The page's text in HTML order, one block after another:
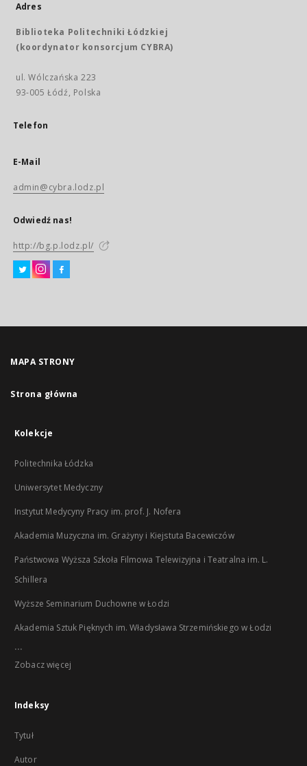
Adres
Biblioteka Politechniki Łódzkiej
(koordynator konsorcjum CYBRA)
ul. Wólczańska 223
93-005 Łódź, Polska
Telefon
E-Mail
admin@cybra.lodz.pl
Odwiedź nas!
http://bg.p.lodz.pl/
MAPA STRONY
Strona główna
Kolekcje
Politechnika Łódzka
Uniwersytet Medyczny
Instytut Medycyny Pracy im. prof. J. Nofera
Akademia Muzyczna im. Grażyny i Kiejstuta Bacewiczów
Państwowa Wyższa Szkoła Filmowa Telewizyjna i Teatralna im. L.
Schillera
Wyższe Seminarium Duchowne w Łodzi
Akademia Sztuk Pięknych im. Władysława Strzemińskiego w Łodzi
...
Zobacz więcej
Indeksy
Tytuł
Autor